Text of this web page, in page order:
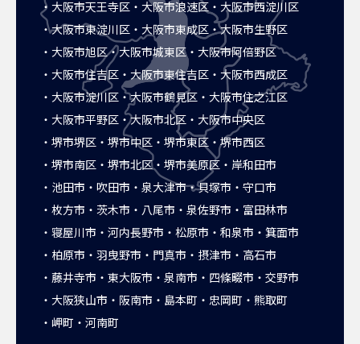
大阪市天王寺区
大阪市浪速区
大阪市西淀川区
大阪市東淀川区
大阪市東成区
大阪市生野区
大阪市旭区
大阪市城東区
大阪市阿倍野区
大阪市住吉区
大阪市東住吉区
大阪市西成区
大阪市淀川区
大阪市鶴見区
大阪市住之江区
大阪市平野区
大阪市北区
大阪市中央区
堺市堺区
堺市中区 堺市東区
堺市西区
堺市南区
堺市北区 堺市美原区
岸和田市
池田市
吹田市 泉大津市 貝塚市
守口市
枚方市
茨木市 八尾市 泉佐野市
富田林市
寝屋川市
河内長野市 松原市 和泉市
箕面市
柏原市
羽曳野市 門真市 摂津市
高石市
藤井寺市
東大阪市 泉南市 四條畷市
交野市
大阪狭山市
阪南市 島本町 忠岡町
熊取町
岬町
河南町